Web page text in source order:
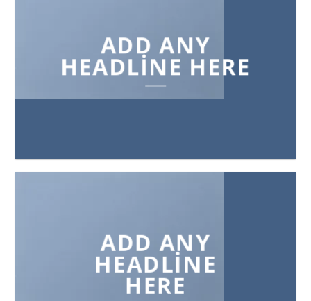
ADD ANY
HEADLINE HERE
ADD ANY
HEADLINE
HERE